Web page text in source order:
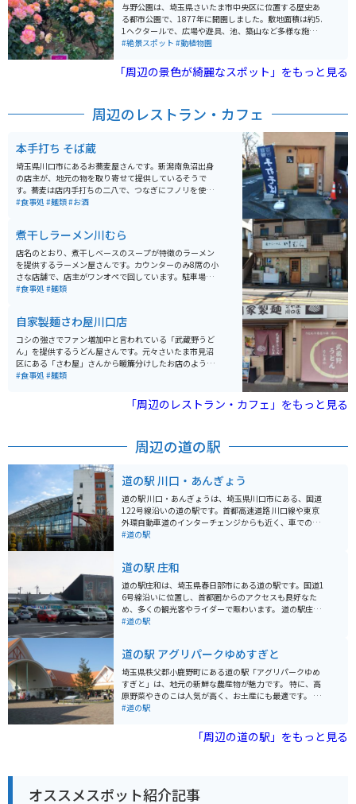
与野公園は、埼玉県さいたま市中央区に位置する歴史あ
る都市公園で、1877年に開園しました。敷地面積は約5.
1ヘクタールで、広場や遊具、池、築山など多様な施設
が整備されています。特に有名なのは約200種類、約3,0
「ばらまつり」が開催され、多くの観光客で賑わいま
す。 また、園内にはソメイヨシノや八重桜など約60本の
公園には歴史的な趣も感じられる要素が備わっていま
ていても一見の価値はあります。様々なバラが咲き乱れ
いい香りも漂っています。住宅地の中に本当にバラ園が
あるのかと感じてしまいますが、大変素敵な場所です。
#絶景スポット #動植物園
「周辺の景色が綺麗なスポット」をもっと見る
周辺のレストラン・カフェ
本手打ち そば蔵
埼玉県川口市にあるお蕎麦屋さんです。新潟南魚沼出身
の店主が、地元の物を取り寄せて提供しているそうで
す。蕎麦は店内手打ちの二八で、つなぎにフノリを使っ
た新潟名物の「へぎそば」です。地元の人気店なので、
#食事処 #麺類#お酒
煮干しラーメン川むら
店名のとおり、煮干しベースのスープが特徴のラーメン
を提供するラーメン屋さんです。カウンターのみ8席の小
さな店舗で、店主がワンオペで回しています。駐車場は
道を挟んだ向かい側に4台分あり、内1台分がバイク・自
#食事処 #麺類
自家製麺さわ屋川口店
コシの強さでファン増加中と言われている「武蔵野うど
ん」を提供するうどん屋さんです。元々さいたま市見沼
区にある「さわ屋」さんから暖簾分けしたお店のよう
で、噛みしめるタイプの堅いうどんを存分に楽しめま
地ですが、味にはもちろん何も関係なく、間違いのない
本格的なうどん屋さんです。武蔵野うどんのお店は順番
なく、パチンコ屋さんの駐輪スペースが使えるので、ち
#食事処 #麺類
「周辺のレストラン・カフェ」をもっと見る
周辺の道の駅
道の駅 川口・あんぎょう
道の駅 川口・あんぎょうは、埼玉県川口市にある、国道
122号線沿いの道の駅です。首都高速道路 川口線や東京
外環自動車道のインターチェンジからも近く、車でのア
クセスが良好です。 地元農産物の直売所では、新鮮な野
の調理器具も販売しており、お土産に最適です。 また、
食事処では、地元産の食材を使用した料理を楽しむこと
ができます。おすすめは、新鮮な野菜をたっぷり使った
「あんぎょううどん」です。 バイクで訪れる場合、道の
駅に隣接する荒川河川敷には、広々とした無料駐車場が
は、荒川の土手沿いを走るサイクリングロードもあり、
サイクリングを楽しむこともできます。
#道の駅
道の駅 庄和
道の駅庄和は、埼玉県春日部市にある道の駅です。国道1
6号線沿いに位置し、首都圏からのアクセスも良好なた
め、多くの観光客やライダーで賑わいます。 道の駅庄和
の魅力は、なんといっても地元の新鮮な農産物が手に入
楽しくなります。特に、春日部市特産の梨は、みずみず
しく濃厚な甘さで人気です。 また、道の駅庄和には、地
元食材をふんだんに使ったレストランもあります。手打
ちうどんや蕎麦、新鮮野菜を使った定食など、どれも絶
品です。ライダーの方には、ボリューム満点のメニュー
けぼの山農業公園は、四季折々の花が楽しめる公園で、
の駅庄和は、休憩スポットとしてだけでなく、観光拠点
としても最適な場所です。ぜひ一度、訪れてみて下さ
#道の駅
道の駅 アグリパークゆめすぎと
埼玉県秩父郡小鹿野町にある道の駅「アグリパークゆめ
すぎと」は、地元の新鮮な農産物が魅力です。 特に、高
原野菜やきのこは人気が高く、お土産にも最適です。 併
設のレストランでは、地元食材を使った料理を楽しむこ
イクで訪れる際は、秩父路の風を感じながら走ることが
できる国道299号線沿いに位置しているため、ツーリン
#道の駅
「周辺の道の駅」をもっと見る
オススメスポット紹介記事